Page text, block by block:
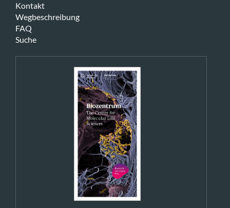
Kontakt
Wegbeschreibung
FAQ
Suche